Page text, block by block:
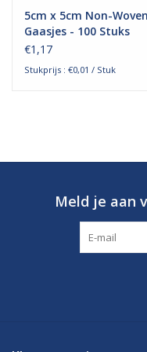
5cm x 5cm Non-Woven
Gaasjes - 100 Stuks
€1,17
Stukprijs : €0,01 / Stuk
Meld je aan